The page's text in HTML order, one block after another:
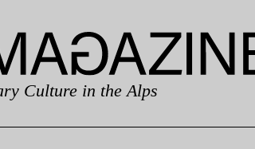
Culture in the Alps